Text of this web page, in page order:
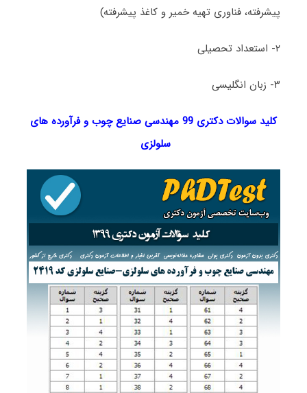
پیشرفته، فناوری تهیه خمیر و کاغذ پیشرفته)
۲- استعداد تحصیلی
۳- زبان انگلیسی
کلید سوالات دکتری 99 ﻣﻬﻨﺪسی ﺻﻨﺎﻳﻊ چوب و ﻓﺮآورده ﻫﺎی
ﺳﻠﻮﻟﺰی